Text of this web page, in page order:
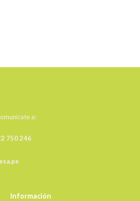
a:
750 246
Información